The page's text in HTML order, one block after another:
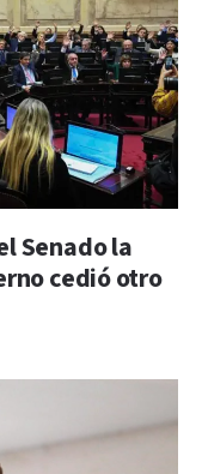
Senado la
cedió otro